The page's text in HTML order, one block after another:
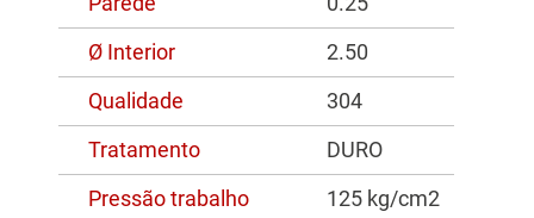
Ø Interior
2.50
Qualidade
304
Tratamento
DURO
Pressão trabalho
125 kg/cm2